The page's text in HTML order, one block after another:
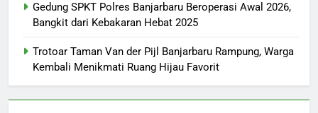
Gedung SPKT Polres Banjarbaru Beroperasi Awal 2026,
Bangkit dari Kebakaran Hebat 2025
Trotoar Taman Van der Pijl Banjarbaru Rampung, Warga
Kembali Menikmati Ruang Hijau Favorit